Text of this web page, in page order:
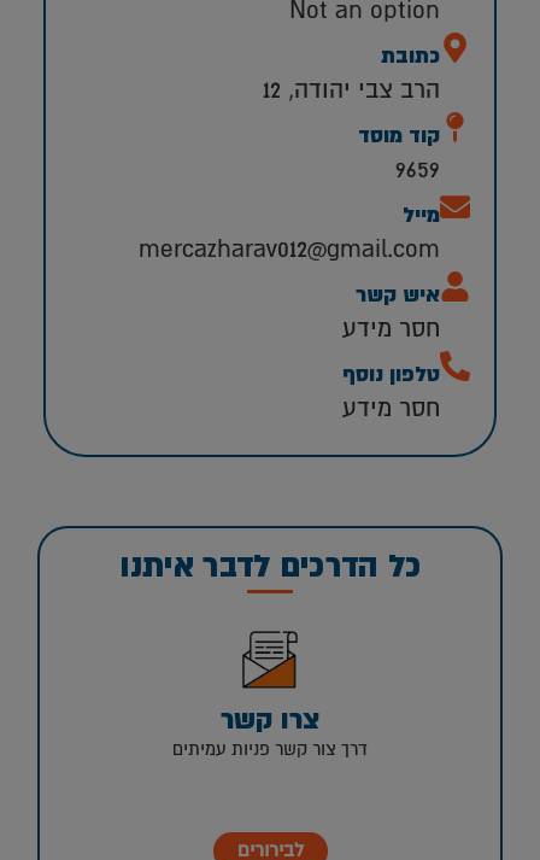
Not an option
כתובת
הרב צבי יהודה, 12
קוד מוסד
9659
מייל
mercazharav012@gmail.com
איש קשר
חסר מידע
טלפון נוסף
חסר מידע
כל הדרכים לדבר איתנו
צרו קשר
דרך צור קשר פניות עמיתים
לבירורים